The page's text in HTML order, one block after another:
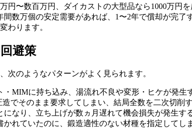
円〜数百万円、ダイカストの大型品なら1000万円
数万個の安定需要があれば、1〜2年で償却が完
わります。
避策
次のようなパターンがよく見られます。
・MIMに持ち込み、湯流れ不良や変形・ヒケが発生
造でそのまま要求してしまい、結局全数を二次切削
になり、立ち上げが数ヵ月遅れて機会損失が発生す
かれていたのに、鍛造適性のない材種を指定してし